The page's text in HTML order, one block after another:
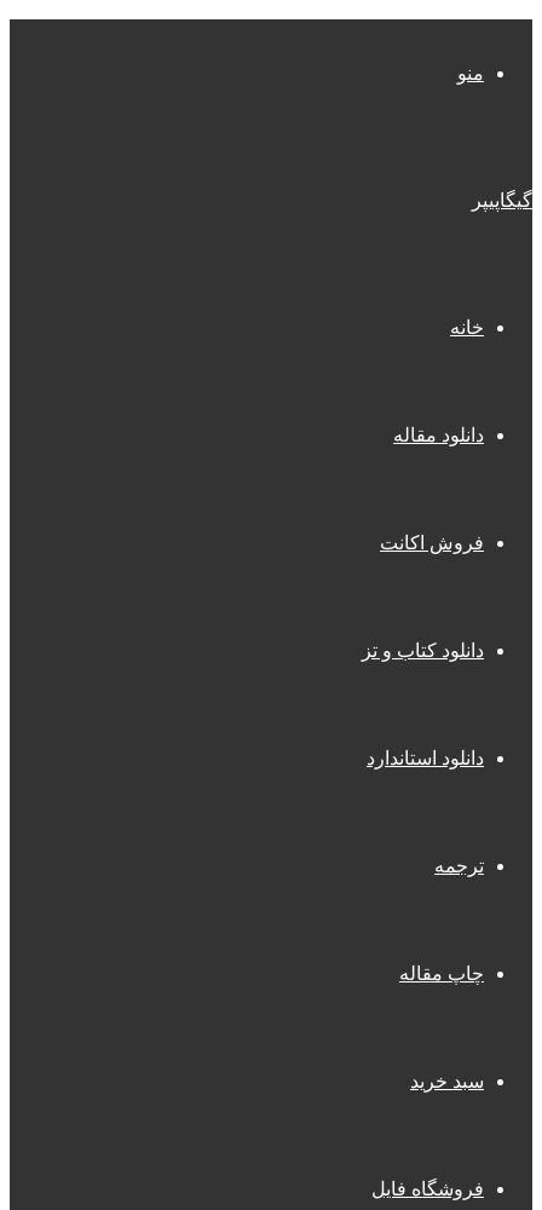
منو
گیگاپیپر
خانه
دانلود مقاله
فروش اکانت
دانلود کتاب و تز
دانلود استاندارد
ترجمه
چاپ مقاله
سبد خرید
فروشگاه فایل